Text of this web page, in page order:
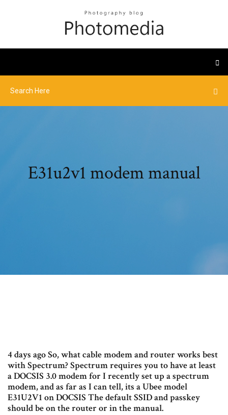
E31u2v1 modem manual
4 days ago So, what cable modem and router works best
with Spectrum? Spectrum requires you to have at least
a DOCSIS 3.0 modem for I recently set up a spectrum
modem, and as far as I can tell, its a Ubee model
E31U2V1 on DOCSIS The default SSID and passkey
should be on the router or in the manual.